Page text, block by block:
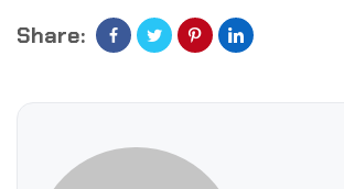
Share: